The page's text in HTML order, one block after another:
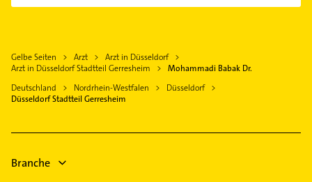
Derendorf
Flingern Süd
Friedrichstadt
Garath
Hafen
Wuppertal
Leverkusen
Heizungsbauer
Heizungsfirmen
Ärztehaus
Allgemeinarzt
Allgemeinarzt
Physikalische Therapie
Physiotherapie
Heizung & Sanitär
Gelbe Seiten Arzt
Arzt in Düsseldorf
Arzt in Düsseldorf Stadtteil Gerresheim
Mohammadi Babak Dr.
Deutschland
Nordrhein-Westfalen
Düsseldorf
Düsseldorf Stadtteil Gerresheim
Branche